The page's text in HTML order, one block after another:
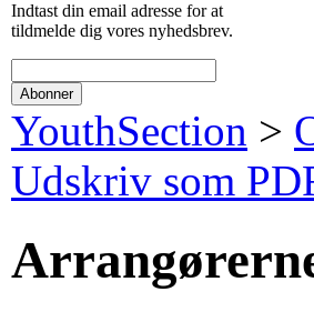
Indtast din email adresse for at
tildmelde dig vores nyhedsbrev.
YouthSection >
Udskriv som